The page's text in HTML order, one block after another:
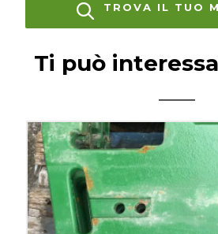
TROVA IL TUO
Ti può